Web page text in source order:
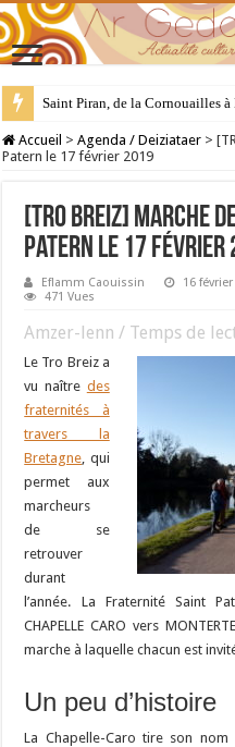
Saint Piran, de la Cornouailles
28 juillet : Saint Samson de Dol,
Accueil > Agenda / Deiziataer >
Patern le 17 février 2019
[TRO BREIZ]
Patern le 17 février
Eflamm Caouissin 16
471 Vues
Amzer-lenn / Temps de
Le Tro Breiz a
vu naître des
fraternités à
travers la
Bretagne , qui
permet aux
marcheurs
de se
retrouver
durant
l’année. La Fraternité Saint
CHAPELLE CARO vers
marche à laquelle chacun est
Un peu d’histoire
La Chapelle-Caro tire son